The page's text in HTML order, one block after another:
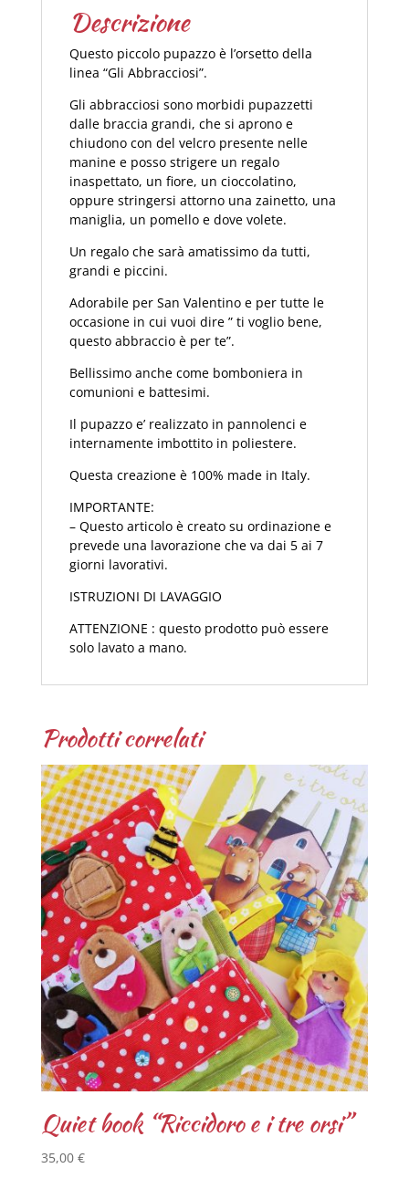
Descrizione
Questo piccolo pupazzo è l’orsetto della
linea “Gli Abbracciosi”.
Gli abbracciosi sono morbidi pupazzetti
dalle braccia grandi, che si aprono e
chiudono con del velcro presente nelle
manine e posso strigere un regalo
inaspettato, un fiore, un cioccolatino,
oppure stringersi attorno una zainetto, una
maniglia, un pomello e dove volete.
Un regalo che sarà amatissimo da tutti,
grandi e piccini.
Adorabile per San Valentino e per tutte le
occasione in cui vuoi dire ” ti voglio bene,
questo abbraccio è per te”.
Bellissimo anche come bomboniera in
comunioni e battesimi.
Il pupazzo e’ realizzato in pannolenci e
internamente imbottito in poliestere.
Questa creazione è 100% made in Italy.
IMPORTANTE:
– Questo articolo è creato su ordinazione e
prevede una lavorazione che va dai 5 ai 7
giorni lavorativi.
ISTRUZIONI DI LAVAGGIO
ATTENZIONE : questo prodotto può essere
solo lavato a mano.
Prodotti correlati
Quiet book “Riccidoro e i tre orsi”
35,00 €